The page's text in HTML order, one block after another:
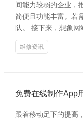
间能力较弱的企业，
简便且功能丰富。若
队。 接下来，想象
维修资讯
免费在线制作App
跟着移动足下的提高